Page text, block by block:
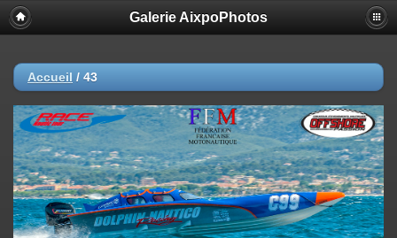
Galerie AixpoPhotos
Accueil / 43